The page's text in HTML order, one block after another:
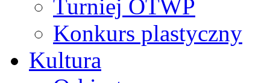
Turniej OTWP
Konkurs plastyczny
Kultura